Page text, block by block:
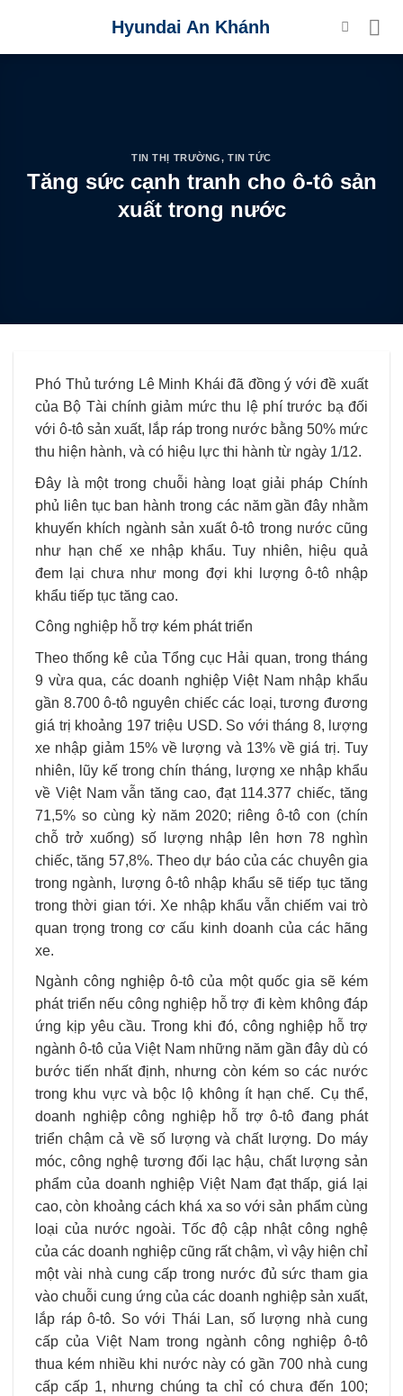
content
Hyundai An Khánh
TIN THỊ TRƯỜNG,TIN TỨC
Tăng sức cạnh tranh cho ô-tô sản
xuất trong nước
Phó Thủ tướng Lê Minh Khái đã đồng ý với đề xuất
của Bộ Tài chính giảm mức thu lệ phí trước bạ đối
với ô-tô sản xuất, lắp ráp trong nước bằng 50% mức
thu hiện hành, và có hiệu lực thi hành từ ngày 1/12.
Ðây là một trong chuỗi hàng loạt giải pháp Chính
phủ liên tục ban hành trong các năm gần đây nhằm
khuyến khích ngành sản xuất ô-tô trong nước cũng
như hạn chế xe nhập khẩu. Tuy nhiên, hiệu quả
đem lại chưa như mong đợi khi lượng ô-tô nhập
khẩu tiếp tục tăng cao.
Công nghiệp hỗ trợ kém phát triển
Theo thống kê của Tổng cục Hải quan, trong tháng
9 vừa qua, các doanh nghiệp Việt Nam nhập khẩu
gần 8.700 ô-tô nguyên chiếc các loại, tương đương
giá trị khoảng 197 triệu USD. So với tháng 8, lượng
xe nhập giảm 15% về lượng và 13% về giá trị. Tuy
nhiên, lũy kế trong chín tháng, lượng xe nhập khẩu
về Việt Nam vẫn tăng cao, đạt 114.377 chiếc, tăng
71,5% so cùng kỳ năm 2020; riêng ô-tô con (chín
chỗ trở xuống) số lượng nhập lên hơn 78 nghìn
chiếc, tăng 57,8%. Theo dự báo của các chuyên gia
trong ngành, lượng ô-tô nhập khẩu sẽ tiếp tục tăng
trong thời gian tới. Xe nhập khẩu vẫn chiếm vai trò
quan trọng trong cơ cấu kinh doanh của các hãng
xe.
Ngành công nghiệp ô-tô của một quốc gia sẽ kém
phát triển nếu công nghiệp hỗ trợ đi kèm không đáp
ứng kịp yêu cầu. Trong khi đó, công nghiệp hỗ trợ
ngành ô-tô của Việt Nam những năm gần đây dù có
bước tiến nhất định, nhưng còn kém so các nước
trong khu vực và bộc lộ không ít hạn chế. Cụ thể,
doanh nghiệp công nghiệp hỗ trợ ô-tô đang phát
triển chậm cả về số lượng và chất lượng. Do máy
móc, công nghệ tương đối lạc hậu, chất lượng sản
phẩm của doanh nghiệp Việt Nam đạt thấp, giá lại
cao, còn khoảng cách khá xa so với sản phẩm cùng
loại của nước ngoài. Tốc độ cập nhật công nghệ
của các doanh nghiệp cũng rất chậm, vì vậy hiện chỉ
một vài nhà cung cấp trong nước đủ sức tham gia
vào chuỗi cung ứng của các doanh nghiệp sản xuất,
lắp ráp ô-tô. So với Thái Lan, số lượng nhà cung
cấp của Việt Nam trong ngành công nghiệp ô-tô
thua kém nhiều khi nước này có gần 700 nhà cung
cấp cấp 1, nhưng chúng ta chỉ có chưa đến 100;